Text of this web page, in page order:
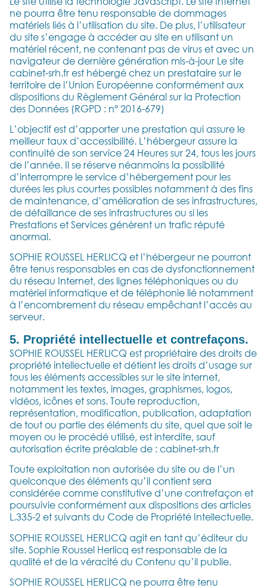
ne pourra être tenu responsable de dommages
matériels liés à l’utilisation du site. De plus, l’utilisateur
du site s’engage à accéder au site en utilisant un
matériel récent, ne contenant pas de virus et avec un
navigateur de dernière génération mis-à-jour Le site
cabinet-srh.fr est hébergé chez un prestataire sur le
territoire de l’Union Européenne conformément aux
dispositions du Règlement Général sur la Protection
des Données (RGPD : n° 2016-679)
L’objectif est d’apporter une prestation qui assure le
meilleur taux d’accessibilité. L’hébergeur assure la
continuité de son service 24 Heures sur 24, tous les jours
de l’année. Il se réserve néanmoins la possibilité
d’interrompre le service d’hébergement pour les
durées les plus courtes possibles notamment à des fins
de maintenance, d’amélioration de ses infrastructures,
de défaillance de ses infrastructures ou si les
Prestations et Services génèrent un trafic réputé
anormal.
SOPHIE ROUSSEL HERLICQ et l’hébergeur ne pourront
être tenus responsables en cas de dysfonctionnement
du réseau Internet, des lignes téléphoniques ou du
matériel informatique et de téléphonie lié notamment
à l’encombrement du réseau empêchant l’accès au
serveur.
5. Propriété intellectuelle et contrefaçons.
SOPHIE ROUSSEL HERLICQ est propriétaire des droits de
propriété intellectuelle et détient les droits d’usage sur
tous les éléments accessibles sur le site internet,
notamment les textes, images, graphismes, logos,
vidéos, icônes et sons. Toute reproduction,
représentation, modification, publication, adaptation
de tout ou partie des éléments du site, quel que soit le
moyen ou le procédé utilisé, est interdite, sauf
autorisation écrite préalable de : cabinet-srh.fr
Toute exploitation non autorisée du site ou de l’un
quelconque des éléments qu’il contient sera
considérée comme constitutive d’une contrefaçon et
poursuivie conformément aux dispositions des articles
L.335-2 et suivants du Code de Propriété Intellectuelle.
SOPHIE ROUSSEL HERLICQ agit en tant qu’éditeur du
site. Sophie Roussel Herlicq est responsable de la
qualité et de la véracité du Contenu qu’il publie.
SOPHIE ROUSSEL HERLICQ ne pourra être tenu